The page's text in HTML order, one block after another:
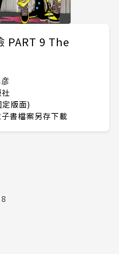
PART 9 The
版面)
書檔案另存下載